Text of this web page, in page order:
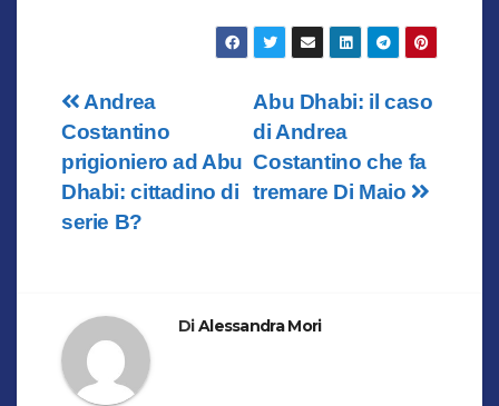
Navigazione
articoli
Abu Dhabi: il caso
di Andrea
Costantino che fa
tremare Di Maio
Andrea
Costantino
prigioniero ad Abu
Dhabi: cittadino di
serie B?
DiAlessandra Mori